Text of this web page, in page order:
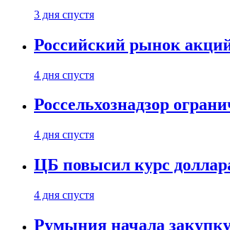
3 дня спустя
Российский рынок
4 дня спустя
Россельхознадзор
4 дня спустя
ЦБ повысил курс
4 дня спустя
Румыния начала